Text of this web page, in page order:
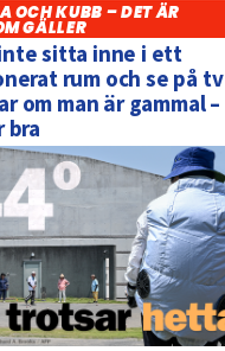
OCH KUBB – DET ÄR
GÄLLER
sitta inne i ett
rum och se på tv
om man är gammal –
bra